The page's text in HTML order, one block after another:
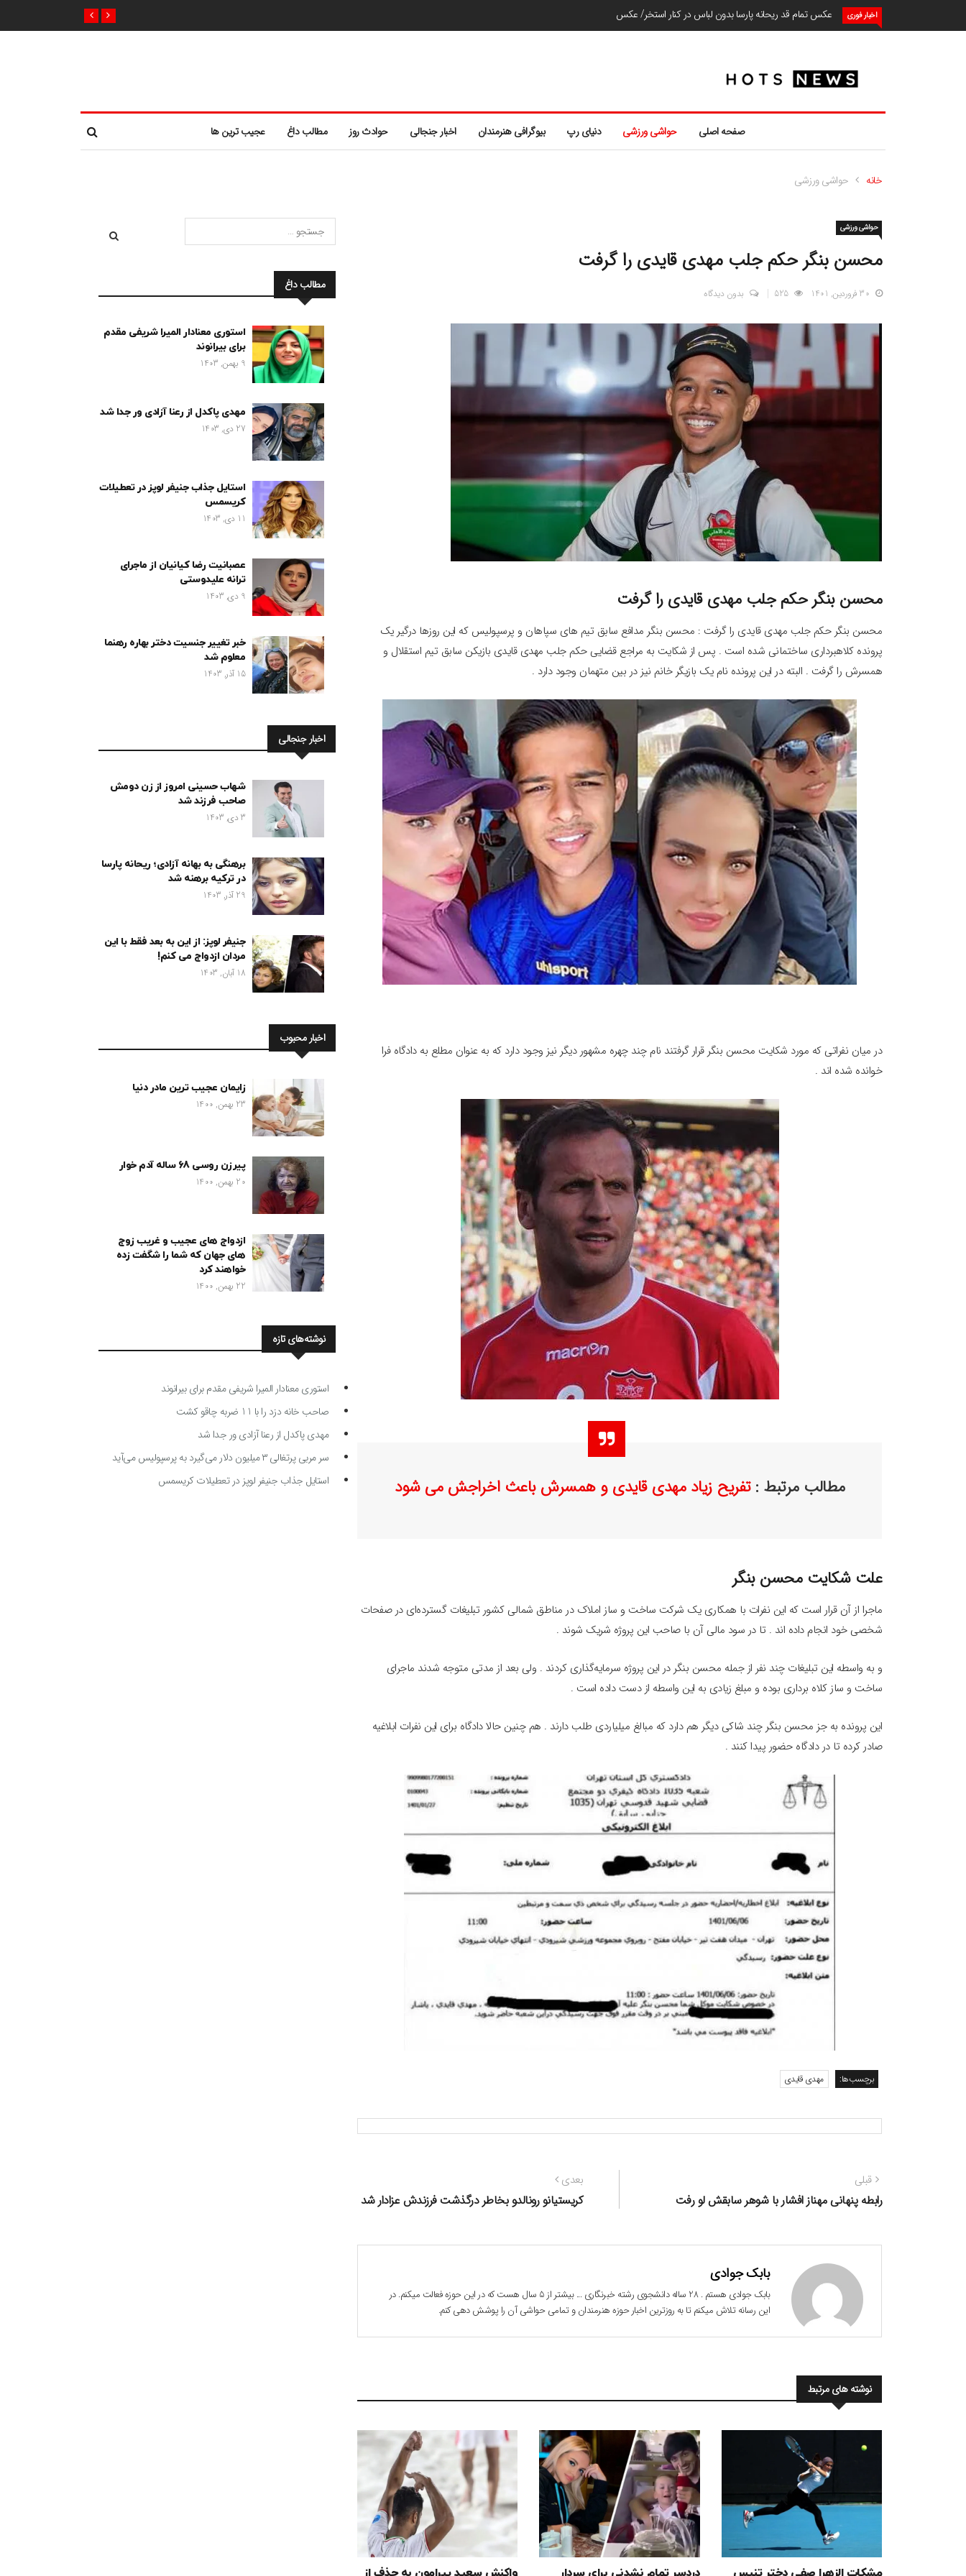
اخبار فوری عکس تمام قد ریحانه پارسا بدون لباس در کنار استخر/ عکس
صفحه اصلی حواشی ورزشی دنیای رپ بیوگرافی هنرمندان اخبار جنجالی حوادث روز مطالب داغ عجیب ترین ها
خانه حواشی ورزشی
حواشی ورزشی
محسن بنگر حکم جلب مهدی قایدی را گرفت
30 فروردین, 1401 525 بدون دیدگاه
محسن بنگر حکم جلب مهدی قایدی را گرفت
محسن بنگر حکم جلب مهدی قایدی را گرفت : محسن بنگر مدافع سابق تیم های سپاهان و پرسپولیس که این روزها درگیر یک
پرونده کلاهبرداری ساختمانی شده است . پس از شکایت به مراجع قضایی حکم جلب مهدی قایدی بازیکن سابق تیم استقلال و
همسرش را گرفت . البته در این پرونده نام یک بازیگر خانم نیز در بین متهمان وجود دارد .
در میان نفراتی که مورد شکایت محسن بنگر قرار گرفتند نام چند چهره مشهور دیگر نیز وجود دارد که به عنوان مطلع به دادگاه فرا
خوانده شده اند .
مطالب مرتبط : تفریح زیاد مهدی قایدی و همسرش باعث اخراجش می شود
علت شکایت محسن بنگر
ماجرا از آن قرار است که این نفرات با همکاری یک شرکت ساخت و ساز املاک در مناطق شمالی کشور تبلیغات گسترده‌ای در صفحات
شخصی خود انجام داده اند . تا در سود مالی آن با صاحب این پروژه شریک شوند .
و به واسطه این تبلیغات چند نفر از جمله محسن بنگر در این پروژه سرمایه‌گذاری کردند . ولی بعد از مدتی متوجه شدند ماجرای
ساخت و ساز کلاه برداری بوده و مبلغ زیادی به این واسطه از دست داده است .
این پرونده به جز محسن بنگر چند شاکی دیگر هم دارد که مبالغ میلیاردی طلب دارند . هم چنین حالا دادگاه برای این نفرات ابلاغیه
صادر کرده تا در دادگاه حضور پیدا کنند .
برچسب‌ها: مهدی قایدی
راهبری
نوشته
قبلی
قبلی:
رابطه پنهانی مهناز افشار با شوهر سابقش لو رفت
بعدی
بعدی:
کریستیانو رونالدو بخاطر درگذشت فرزندش عزادار شد
بابک جوادی
بابک جوادی هستم . 28 ساله دانشجوی رشته خبرنگاری ... بیشتر از 5 سال هست که در این حوزه فعالت میکنم. در
این رسانه تلاش میکنم تا به روزترین اخبار حوزه هنرمندان و تمامی حواشی آن را پوشش دهی کنم.
نوشته های مرتبط
مطالب داغ
استوری معنادار المیرا شریفی مقدم
برای بیرانوند
9 بهمن, 1403
مهدی پاکدل از رعنا آزادی ور جدا شد
27 دی, 1403
استایل جذاب جنیفر لوپز در تعطیلات
کریسمس
11 دی, 1403
عصبانیت رضا کیانیان از ماجرای
ترانه علیدوستی
9 دی, 1403
خبر تغییر جنسیت دختر بهاره رهنما
معلوم شد
15 آذر, 1403
اخبار جنجالی
شهاب حسینی امروز از زن دومش
صاحب فرزند شد
3 دی, 1403
برهنگی به بهانه آزادی؛ ریحانه پارسا
در ترکیه برهنه شد
29 آذر, 1403
جنیفر لوپز: از این به بعد فقط با این
مردان ازدواج می کنم!
18 آبان, 1403
اخبار محبوب
زایمان عجیب ترین مادر دنیا
23 بهمن, 1400
پیرزن روسی 68 ساله آدم خوار
20 بهمن, 1400
ازدواج های عجیب و غریب زوج
های جهان که شما را شگفت زده
خواهند کرد
22 بهمن, 1400
نوشته‌های تازه
استوری معنادار المیرا شریفی مقدم برای بیرانوند
صاحب خانه دزد را با 11 ضربه چاقو کشت
مهدی پاکدل از رعنا آزادی ور جدا شد
سر مربی پرتغالی ۳ میلیون دلار می‌گیرد به پرسپولیس می‌آید
استایل جذاب جنیفر لوپز در تعطیلات کریسمس